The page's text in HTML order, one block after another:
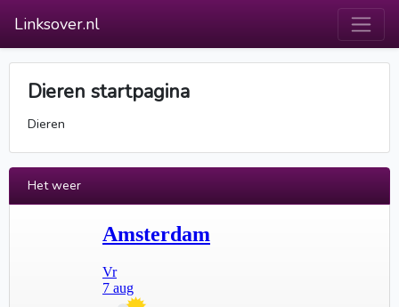
Linksover.nl
Dieren startpagina
Dieren
Het weer